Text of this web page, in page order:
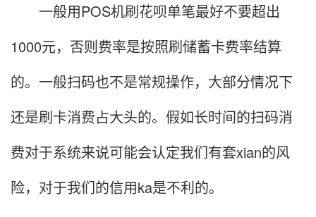
一般用POS机刷花呗单笔最好不要超出
1000元，否则费率是按照刷储蓄卡费率结算
的。一般扫码也不是常规操作，大部分情况下
还是刷卡消费占大头的。假如长时间的扫码消
费对于系统来说可能会认定我们有套xian的风
险，对于我们的信用ka是不利的。